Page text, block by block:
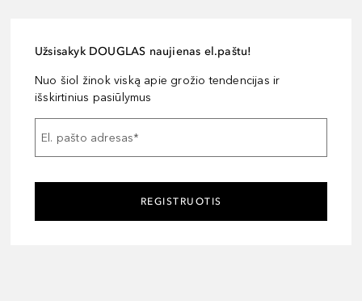
Užsisakyk DOUGLAS naujienas el.paštu!
Nuo šiol žinok viską apie grožio tendencijas ir
išskirtinius pasiūlymus
El. pašto adresas*
REGISTRUOTIS